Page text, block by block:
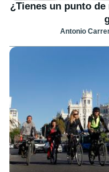
¿Tienes un punto
Antonio